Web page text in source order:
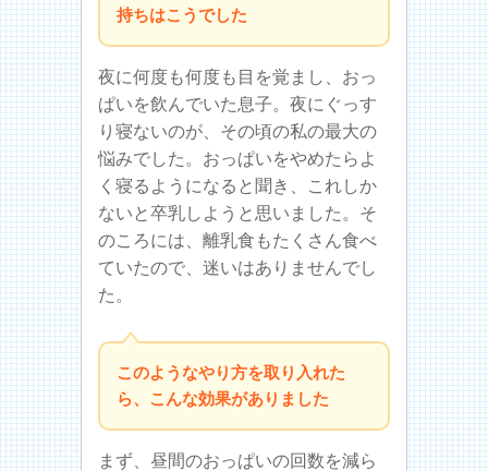
持ちはこうでした
夜に何度も何度も目を覚まし、おっ
ぱいを飲んでいた息子。夜にぐっす
り寝ないのが、その頃の私の最大の
悩みでした。おっぱいをやめたらよ
く寝るようになると聞き、これしか
ないと卒乳しようと思いました。そ
のころには、離乳食もたくさん食べ
ていたので、迷いはありませんでし
た。
このようなやり方を取り入れた
ら、こんな効果がありました
まず、昼間のおっぱいの回数を減ら